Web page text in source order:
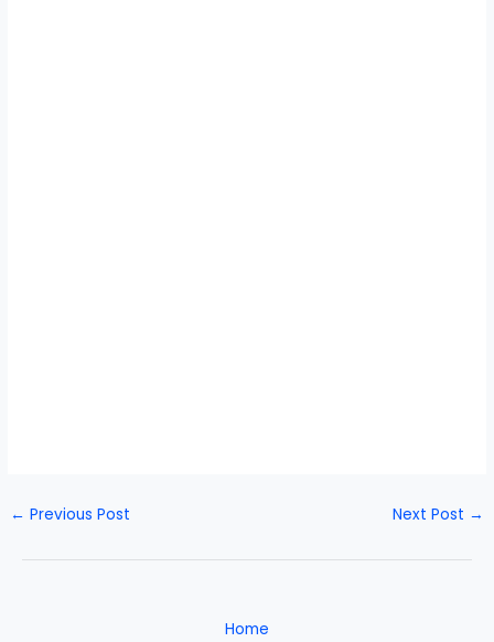
← Previous Post Next Post →
Home